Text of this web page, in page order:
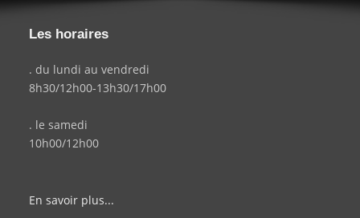
Les horaires
. du lundi au vendredi
8h30/12h00-13h30/17h00
. le samedi
10h00/12h00
En savoir plus...